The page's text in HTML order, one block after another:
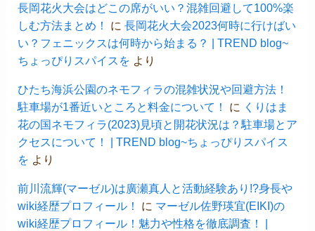
長岡花火大会はどこの席がいい？混雑回避して100%楽
しむ方法まとめ！
に 長岡花火大会2023何時に行けばい
い？フェニックスは何時から始まる？ | TREND blog~
ちょっぴりスパイスを より
ひたち海浜公園のネモフィラの混雑状況や回避方法！
駐車場が1番近いところと料金について！
に くりはま
花の国ネモフィラ(2023)見頃と開花状況は？駐車場とア
クセスについて！ | TREND blog~ちょっぴりスパイス
を より
前川流輝(マーゼル)は廣瀬真人と活動経験あり!?身長や
wiki経歴プロフィール！
に マーゼル佐野瑛宜(EIKI)の
wiki経歴プロフィール！魅力や性格を徹底調査！ |